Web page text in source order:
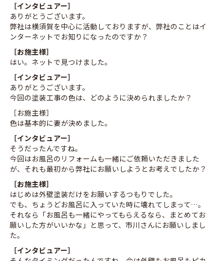
［インタビュアー］
ありがとうございます。
弊社は横須賀を中心に活動しておりますが、弊社のことはイ
ンターネットでお知りになったのですか？
［お施主様］
はい。ネットで見つけました。
［インタビュアー］
ありがとうございます。
今回の塗装工事の色は、どのように決められましたか？
［お施主様］
色は基本的に妻が決めました。
［インタビュアー］
そうだったんですね。
今回はお風呂のリフォームも一緒にご依頼いただきました
が、それも最初から弊社にお願いしようとお考えでしたか？
［お施主様］
はじめは外壁塗装だけをお願いするつもりでした。
でも、ちょうどお風呂に入っていた時に壊れてしまって…。
それなら「お風呂も一緒にやってもらえるなら、まとめてお
願いした方がいいかな」と思って、市川さんにお願いしまし
た。
［インタビュアー］